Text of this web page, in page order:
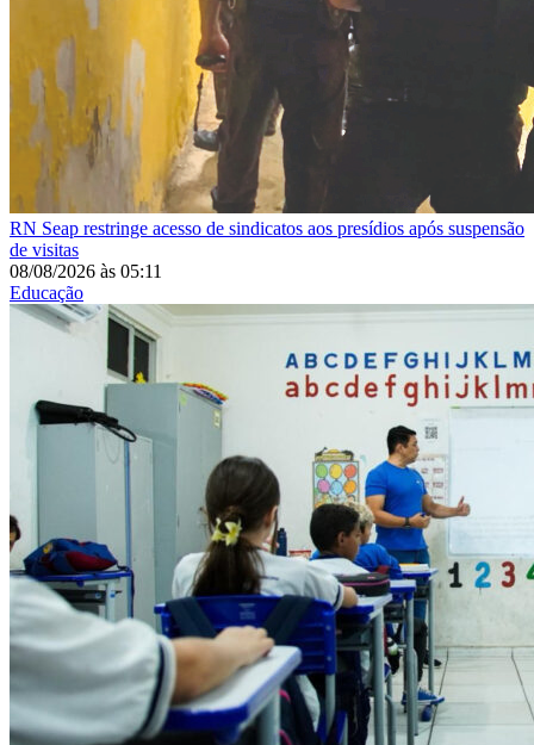
RN Seap restringe acesso de sindicatos aos presídios após suspensão
de visitas
08/08/2026 às 05:11
Educação